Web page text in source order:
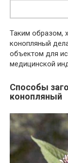
Таким образом,
конопляный
объектом для
медицинской
Способы
конопляный